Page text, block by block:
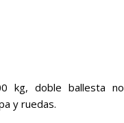
kg, doble ballesta no
y ruedas.